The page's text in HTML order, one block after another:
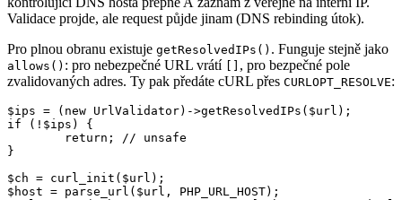
Validace projde, ale request půjde jinam (DNS rebinding útok).
Pro plnou obranu existuje getResolvedIPs() . Funguje stejně jako
allows() : pro nebezpečné URL vrátí
, pro bezpečné pole
zvalidovaných adres. Ty pak předáte cURL přes CURLOPT_RESOLVE:
$ips = (new UrlValidator)->getResolvedIPs($url);
if (!$ips) {
}
$ch = curl_init($url);
$host = parse_url($url, PHP_URL_HOST);